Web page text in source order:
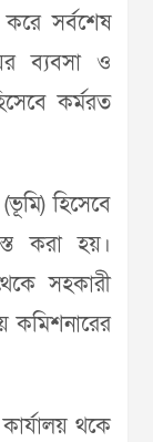
সর্বশেষ
ব্যবসা ও
কর্মরত
হিসেবে
করা হয়।
সহকারী
কমিশনারের
থকে